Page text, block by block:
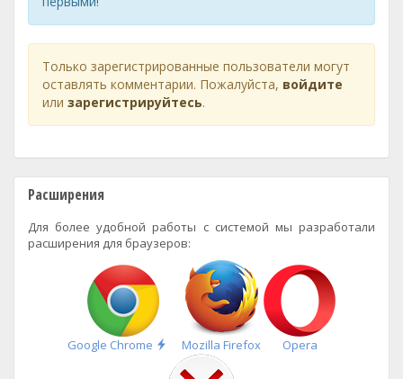
Только зарегистрированные пользователи могут
оставлять комментарии. Пожалуйста, войдите
или зарегистрируйтесь.
Расширения
Для более удобной работы с системой мы разработали
расширения для браузеров:
Google Chrome
Быстрая
установка
Mozilla Firefox Opera